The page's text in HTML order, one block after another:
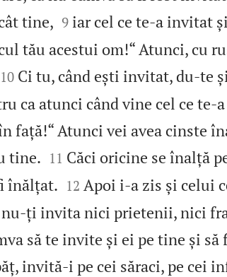
tine, 

9 iar cel ce te‑a invitat
tău acestui om!“ Atunci, cu

10 Ci tu, când ești invitat, du‑te
ca atunci când vine cel ce
față!“ Atunci vei avea cinste
tine.
11 Căci oricine se înalță
înălțat.
12 Apoi i‑a zis și celui
nu‑ți invita nici prietenii, nici
să te invite și ei pe tine și
invită‑i pe cei săraci, pe cei